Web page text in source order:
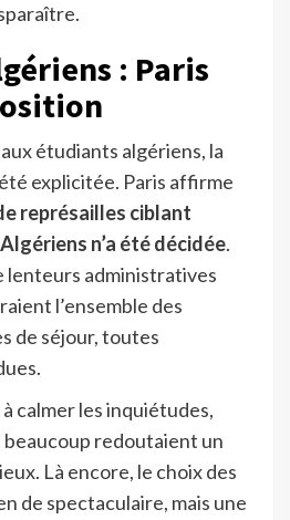
: Paris
étudiants algériens, la
explicitée. Paris affirme
représailles ciblant
n’a été décidée.
lenteurs administratives
l’ensemble des
de séjour, toutes
calmer les inquiétudes,
redoutaient un
Là encore, le choix des
de spectaculaire, mais une